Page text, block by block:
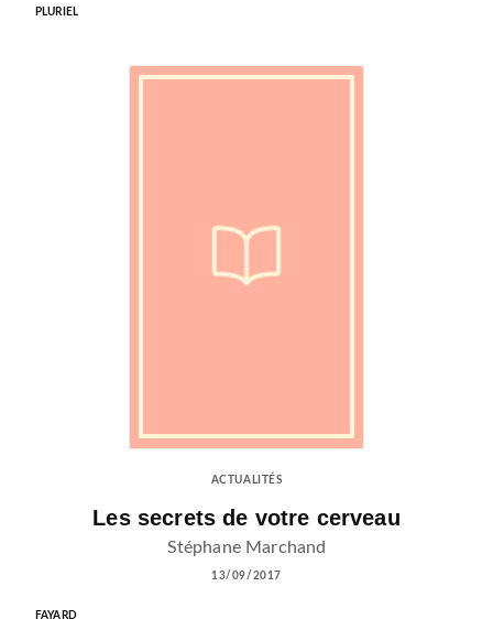
PLURIEL
ACTUALITÉS
Les secrets de votre cerveau
Stéphane Marchand
13/09/2017
FAYARD